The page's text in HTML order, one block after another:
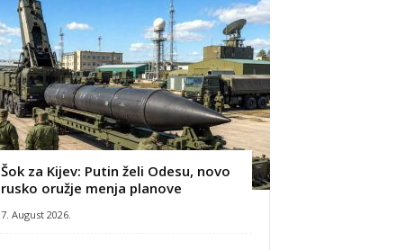
Šok za Kijev: Putin želi Odesu, novo
rusko oružje menja planove
7. August 2026.